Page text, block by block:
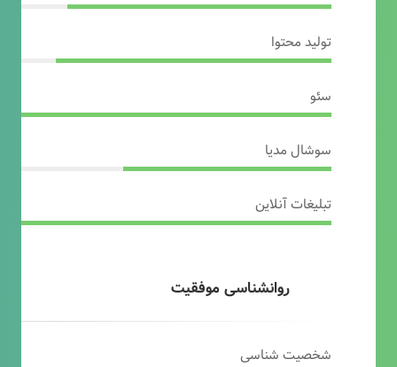
تولید محتوا
سئو
سوشال مدیا
تبلیغات آنلاین
روانشناسی موفقیت
شخصیت شناسی